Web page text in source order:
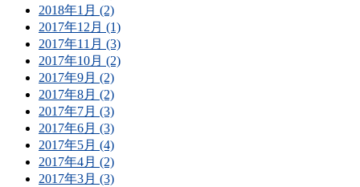
2018年1月 (2)
2017年12月 (1)
2017年11月 (3)
2017年10月 (2)
2017年9月 (2)
2017年8月 (2)
2017年7月 (3)
2017年6月 (3)
2017年5月 (4)
2017年4月 (2)
2017年3月 (3)